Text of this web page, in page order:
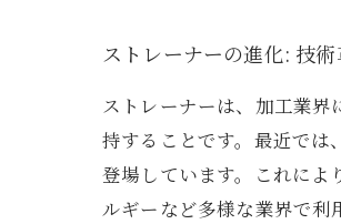
ストレーナーの進化: 技
ストレーナーは、加工業
持することです。最近では
登場しています。これによ
ルギーなど多様な業界で利